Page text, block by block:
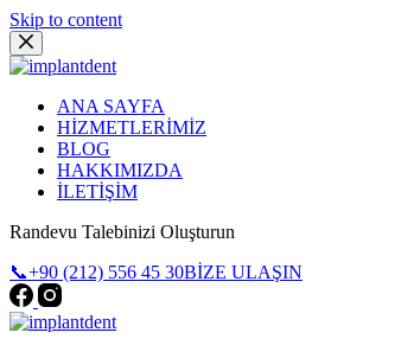
Skip to content
ANA SAYFA
HİZMETLERİMİZ
BLOG
HAKKIMIZDA
İLETİŞİM
Randevu Talebinizi Oluşturun
📞+90 (212) 556 45 30BİZE ULAŞIN